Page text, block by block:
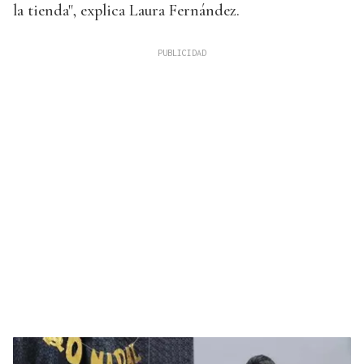
la tienda", explica Laura Fernández.